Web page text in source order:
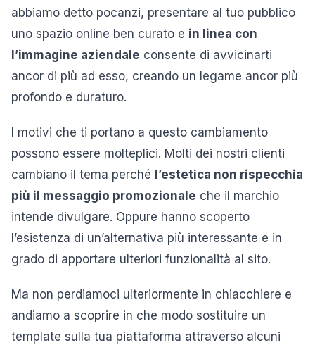
abbiamo detto pocanzi, presentare al tuo pubblico
uno spazio online ben curato e in linea con
l’immagine aziendale consente di avvicinarti
ancor di più ad esso, creando un legame ancor più
profondo e duraturo.
I motivi che ti portano a questo cambiamento
possono essere molteplici. Molti dei nostri clienti
cambiano il tema perché l’estetica non rispecchia
più il messaggio promozionale che il marchio
intende divulgare. Oppure hanno scoperto
l’esistenza di un’alternativa più interessante e in
grado di apportare ulteriori funzionalità al sito.
Ma non perdiamoci ulteriormente in chiacchiere e
andiamo a scoprire in che modo sostituire un
template sulla tua piattaforma attraverso alcuni